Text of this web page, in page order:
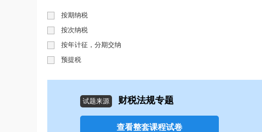
按期纳税
按次纳税
按年计征，分期交纳
预提税
试题来源 财税法规专题
查看整套课程试卷